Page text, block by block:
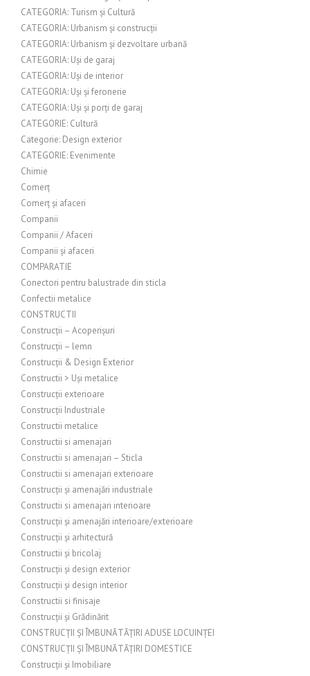
CATEGORIA: Turism și Cultură
CATEGORIA: Urbanism și construcții
CATEGORIA: Urbanism și dezvoltare urbană
CATEGORIA: Uși de garaj
CATEGORIA: Uși de interior
CATEGORIA: Uși și feronerie
CATEGORIA: Uși și porți de garaj
CATEGORIE: Cultură
Categorie: Design exterior
CATEGORIE: Evenimente
Chimie
Comerț
Comerț și afaceri
Companii
Companii / Afaceri
Companii și afaceri
COMPARATIE
Conectori pentru balustrade din sticla
Confectii metalice
CONSTRUCTII
Construcții – Acoperișuri
Construcții – lemn
Construcții & Design Exterior
Constructii > Uși metalice
Construcții exterioare
Construcții Industriale
Constructii metalice
Constructii si amenajari
Constructii si amenajari – Sticla
Constructii si amenajari exterioare
Construcții și amenajări industriale
Constructii si amenajari interioare
Construcții și amenajări interioare/exterioare
Construcții și arhitectură
Constructii și bricolaj
Construcții și design exterior
Construcții și design interior
Constructii si finisaje
Construcții și Grădinărit
CONSTRUCȚII ȘI ÎMBUNĂTĂȚIRI ADUSE LOCUINȚEI
CONSTRUCȚII ȘI ÎMBUNĂTĂȚIRI DOMESTICE
Construcții și Imobiliare